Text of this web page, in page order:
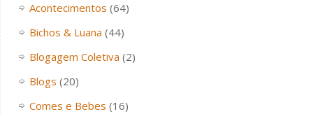
Acontecimentos (64)
Bichos & Luana (44)
Blogagem Coletiva (2)
Blogs (20)
Comes e Bebes (16)